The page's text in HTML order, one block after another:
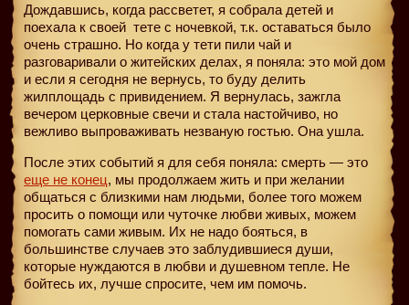
Дождавшись, когда рассветет, я собрала детей и
поехала к своей тете с ночевкой, т.к. оставаться было
очень страшно. Но когда у тети пили чай и
разговаривали о житейских делах, я поняла: это мой дом
и если я сегодня не вернусь, то буду делить
жилплощадь с привидением. Я вернулась, зажгла
вечером церковные свечи и стала настойчиво, но
вежливо выпроваживать незваную гостью. Она ушла.
После этих событий я для себя поняла: смерть — это
еще не конец, мы продолжаем жить и при желании
общаться с близкими нам людьми, более того можем
просить о помощи или чуточке любви живых, можем
помогать сами живым. Их не надо бояться, в
большинстве случаев это заблудившиеся души,
которые нуждаются в любви и душевном тепле. Не
бойтесь их, лучше спросите, чем им помочь.